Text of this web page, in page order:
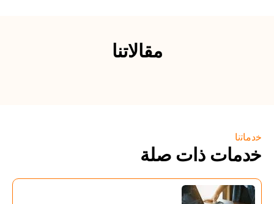
مقالاتنا
ﺧدﻣﺎﺗﻧﺎ
ﺧدﻣﺎت ذات ﺻﻠﺔ